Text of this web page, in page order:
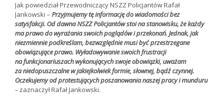
Jak powiedział Przewodniczący NSZZ Policjantów Rafał
Jankowski – Przyjmujemy tę informację do wiadomości bez
satysfakcji. Od dawna NSZZ Policjantów stoi na stanowisku, że każdy
ma prawo do wyrażania swoich poglądów i przekonań. Jednak, jak
niezmiennie podkreślam, bezwzględnie musi być przestrzegane
obowiązujące prawo. Wyładowywanie swoich frustracji
na funkcjonariuszach wykonujących swoje obowiązki, uważam
za niedopuszczalne w jakiejkolwiek formie, słownej, bądź czynnej.
Oczekujemy od protestujących poszanowania naszej pracy i munduru
– zaznaczył Rafał Jankowski.